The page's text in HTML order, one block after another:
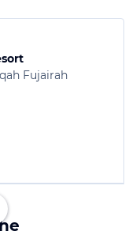
Fujairah